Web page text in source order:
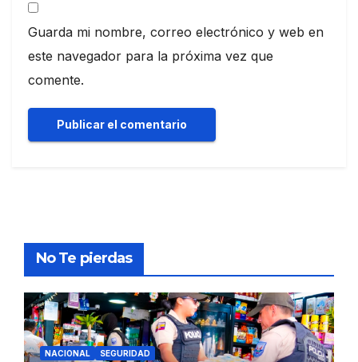
Guarda mi nombre, correo electrónico y web en
este navegador para la próxima vez que
comente.
No Te pierdas
NACIONAL SEGURIDAD